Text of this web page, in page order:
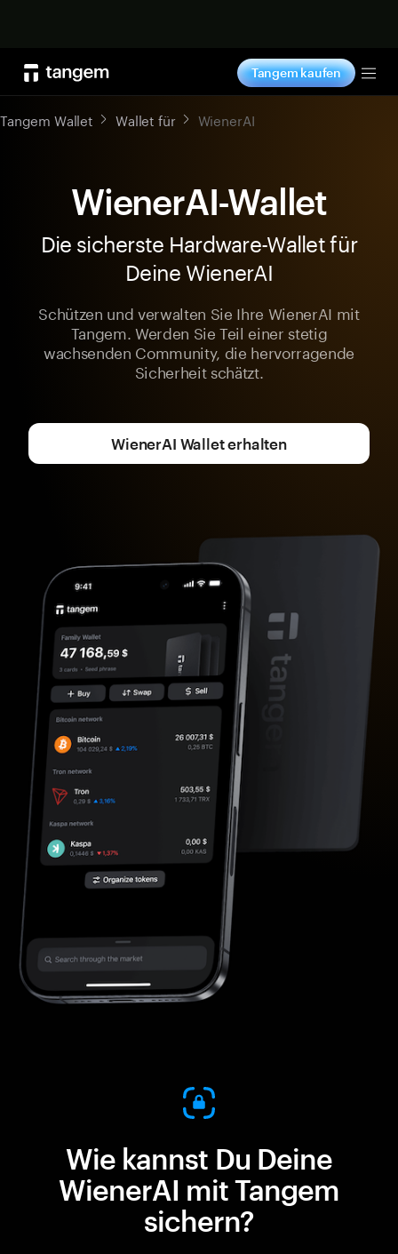
Tangem kaufen
Tangem Wallet Wallet für WienerAI
WienerAI-Wallet
Die sicherste Hardware-Wallet für
Deine WienerAI
Schützen und verwalten Sie Ihre WienerAI mit
Tangem. Werden Sie Teil einer stetig
wachsenden Community, die hervorragende
Sicherheit schätzt.
WienerAI Wallet erhalten
Wie kannst Du Deine
WienerAI mit Tangem
sichern?